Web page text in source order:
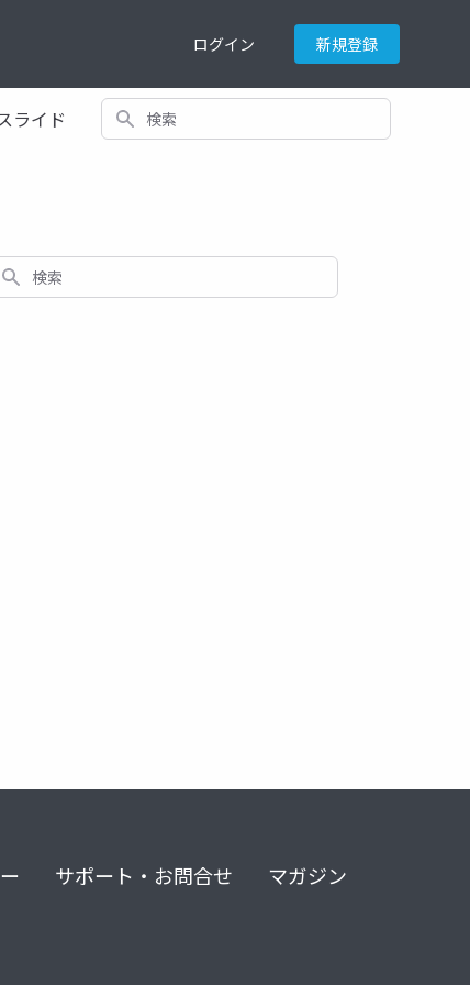
ログイン 新規登録
ライド 検索
サポート・お問合せ マガジン